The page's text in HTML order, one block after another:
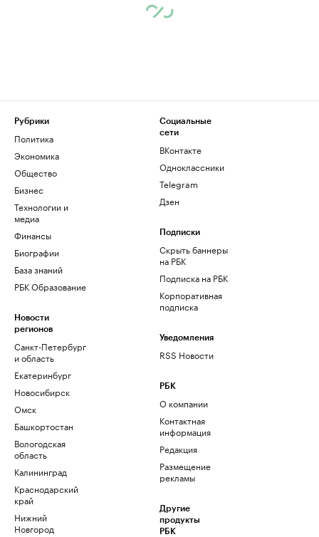
Рубрики
Политика
Экономика
Общество
Бизнес
Технологии и
медиа
Финансы
Биографии
База знаний
РБК Образование
Новости
регионов
Санкт-Петербург
и область
Екатеринбург
Новосибирск
Омск
Башкортостан
Вологодская
область
Калининград
Краснодарский
край
Нижний
Новгород
Социальные
сети
ВКонтакте
Одноклассники
Telegram
Дзен
Подписки
Скрыть баннеры
на РБК
Подписка на РБК
Корпоративная
подписка
Уведомления
RSS Новости
РБК
О компании
Контактная
информация
Редакция
Размещение
рекламы
Другие
продукты
РБК